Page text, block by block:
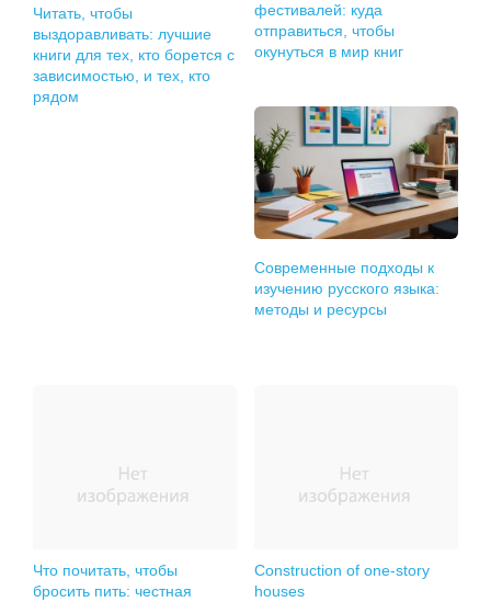
Читать, чтобы
выздоравливать: лучшие
книги для тех, кто борется с
зависимостью, и тех, кто
рядом
фестивалей: куда
отправиться, чтобы
окунуться в мир книг
Современные подходы к
изучению русского языка:
методы и ресурсы
Что почитать, чтобы
бросить пить: честная
Construction of one-story
houses